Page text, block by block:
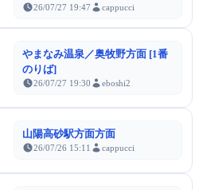
26/07/27 19:47 cappucci
やまなみ温泉／奥牧野方面 [1番
のりば]
26/07/27 19:30 eboshi2
山陽高砂駅方面方面
26/07/26 15:11 cappucci